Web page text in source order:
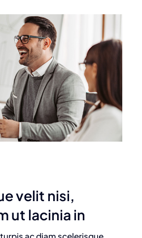
velit nisi,
ut lacinia in
ac diam scelerisque